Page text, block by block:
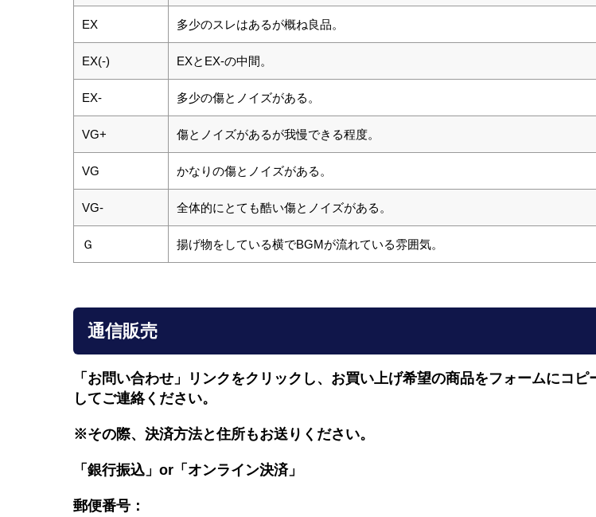
EX 多少のスレはあるが概ね良品。
EX(-) EXとEX-の中間。
EX- 多少の傷とノイズがある。
VG+ 傷とノイズがあるが我慢できる程度。
VG かなりの傷とノイズがある。
VG- 全体的にとても酷い傷とノイズがある。
Ｇ 揚げ物をしている横でBGMが流れている雰囲気。
通信販売
「お問い合わせ」リンクをクリックし、 お買い上げ希望の商品をフォームにコピ
してご連絡ください。
※その際、決済方法と住所もお送りください。
「銀行振込」or「 オンライン決済」
郵便番号：